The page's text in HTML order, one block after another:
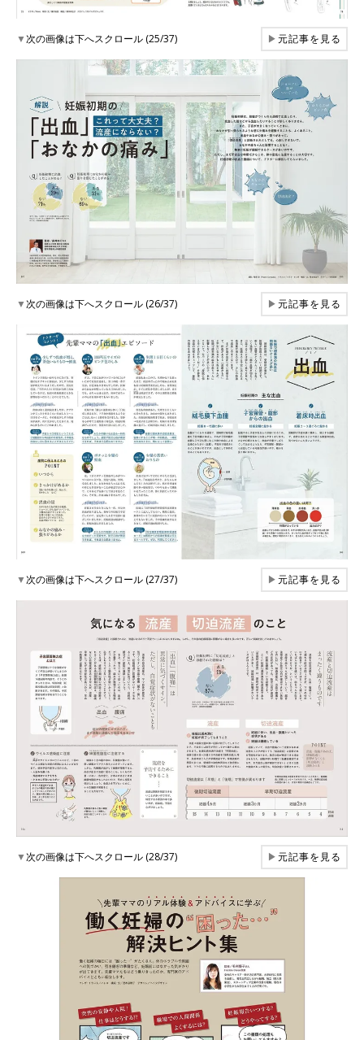
▼次の画像は下へスクロール (25/37) ▶元記事を見る
▼次の画像は下へスクロール (26/37) ▶元記事を見る
▼次の画像は下へスクロール (27/37) ▶元記事を見る
▼次の画像は下へスクロール (28/37) ▶元記事を見る